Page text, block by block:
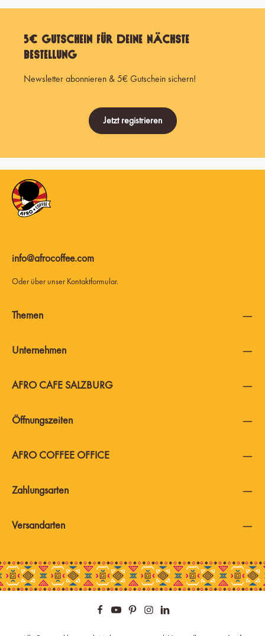
5€ Gutschein für Deine nächste
Bestellung
Newsletter abonnieren & 5€ Gutschein sichern!
Jetzt registrieren
info@afrocoffee.com
Oder über unser Kontaktformular.
AFRO COFFEE OFFICE
AFRO CAFE SALZBURG
Zahlungsarten
Themen
Unternehmen
Öffnungszeiten
Versandarten